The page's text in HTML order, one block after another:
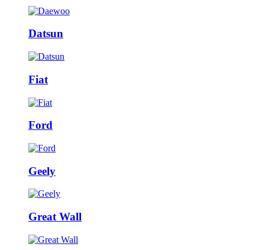
Datsun
Fiat
Ford
Geely
Great Wall